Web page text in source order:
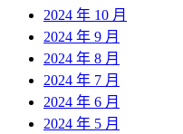
2024 年 10 月
2024 年 9 月
2024 年 8 月
2024 年 7 月
2024 年 6 月
2024 年 5 月